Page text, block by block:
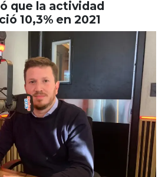
que la actividad
10,3% en 2021